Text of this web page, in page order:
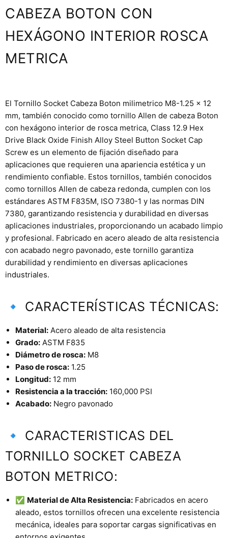
CABEZA BOTON CON
HEXÁGONO INTERIOR ROSCA
METRICA
El Tornillo Socket Cabeza Boton milimetrico M8-1.25 x 12
mm, también conocido como tornillo Allen de cabeza Boton
con hexágono interior de rosca metrica, Class 12.9 Hex
Drive Black Oxide Finish Alloy Steel Button Socket Cap
Screw es un elemento de fijación diseñado para
aplicaciones que requieren una apariencia estética y un
rendimiento confiable. Estos tornillos, también conocidos
como tornillos Allen de cabeza redonda, cumplen con los
estándares ASTM F835M, ISO 7380-1 y las normas DIN
7380, garantizando resistencia y durabilidad en diversas
aplicaciones industriales, proporcionando un acabado limpio
y profesional. Fabricado en acero aleado de alta resistencia
con acabado negro pavonado, este tornillo garantiza
durabilidad y rendimiento en diversas aplicaciones
industriales.
🔹 CARACTERÍSTICAS TÉCNICAS:
Material: Acero aleado de alta resistencia
Grado: ASTM F835
Diámetro de rosca: M8
Paso de rosca: 1.25
Longitud: 12 mm
Resistencia a la tracción: 160,000 PSI
Acabado: Negro pavonado
🔹 CARACTERISTICAS DEL
TORNILLO SOCKET CABEZA
BOTON METRICO:
✅ Material de Alta Resistencia: Fabricados en acero
aleado, estos tornillos ofrecen una excelente resistencia
mecánica, ideales para soportar cargas significativas en